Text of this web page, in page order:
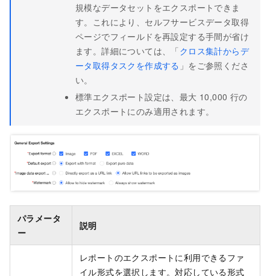
規模なデータセットをエクスポートできま
す。これにより、セルフサービスデータ取得
ページでフィールドを再設定する手間が省け
ます。詳細については、「クロス集計からデ
ータ取得タスクを作成する 」をご参照くださ
い。
標準エクスポート設定は、最大 10,000 行の
エクスポートにのみ適用されます。
パラメータ
ー
説明
レポートのエクスポートに利用できるファ
イル形式を選択します。対応している形式